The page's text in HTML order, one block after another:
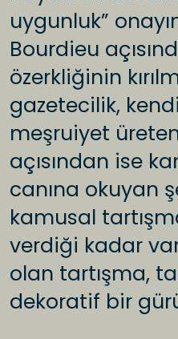
uygunluk”
Bourdieu
özerkliğinin
gazetecilik,
meşruiyet
açısından ise
canına okuyan
kamusal
verdiği kadar
olan tartışma,
dekoratif bir